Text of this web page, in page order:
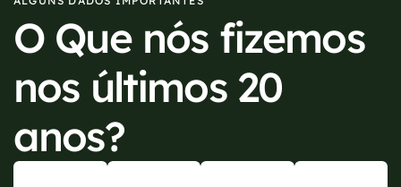
O Que nós fizemos
nos últimos 20
anos?